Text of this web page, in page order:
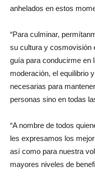
anhelados en estos
“Para culminar,
su cultura y cosmovisión
guía para conducirme en
moderación, el equilibrio
necesarias para
personas sino en todas
“A nombre de todos
les expresamos los
así como para nuestra
mayores niveles de